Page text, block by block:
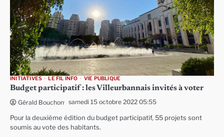
INITIATIVES LE FIL INFO VIE PUBLIQUE
Budget participatif : les Villeurbannais invités à voter
Gérald Bouchon samedi 15 octobre 2022 05:55
Pour la deuxième édition du budget participatif, 55 projets sont
soumis au vote des habitants.